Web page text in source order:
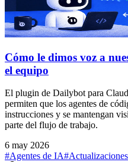
Cómo le dimos voz a
el equipo
El plugin de Dailybot para
permiten que los agentes de
instrucciones y se mantengan
parte del flujo de trabajo.
6 may 2026
#Agentes de IA